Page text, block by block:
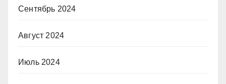
Сентябрь 2024
Август 2024
Июль 2024